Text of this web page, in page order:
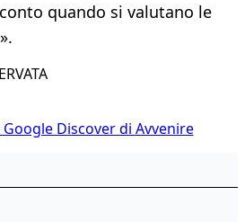
quando si valutano le
Discover di Avvenire